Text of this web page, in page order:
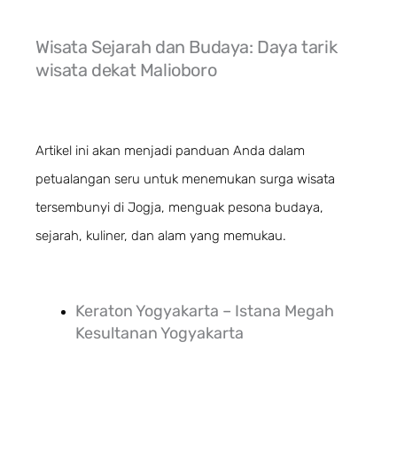
Wisata Sejarah dan Budaya: Daya tarik
wisata dekat Malioboro
Artikel ini akan menjadi panduan Anda dalam
petualangan seru untuk menemukan surga wisata
tersembunyi di Jogja, menguak pesona budaya,
sejarah, kuliner, dan alam yang memukau.
Keraton Yogyakarta – Istana Megah
Kesultanan Yogyakarta